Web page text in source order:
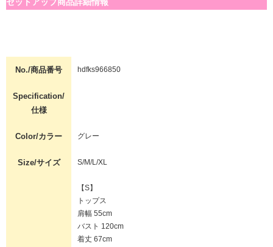
No./商品番号 hdfks966850
Specification/
仕様
Color/カラー グレー
Size/サイズ S/M/L/XL
【S】
トップス
肩幅 55cm
バスト 120cm
着丈 67cm